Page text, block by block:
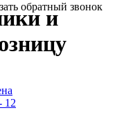
обратный звонок
и
12